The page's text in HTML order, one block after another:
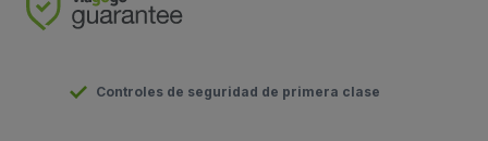
Controles de seguridad de primera clase